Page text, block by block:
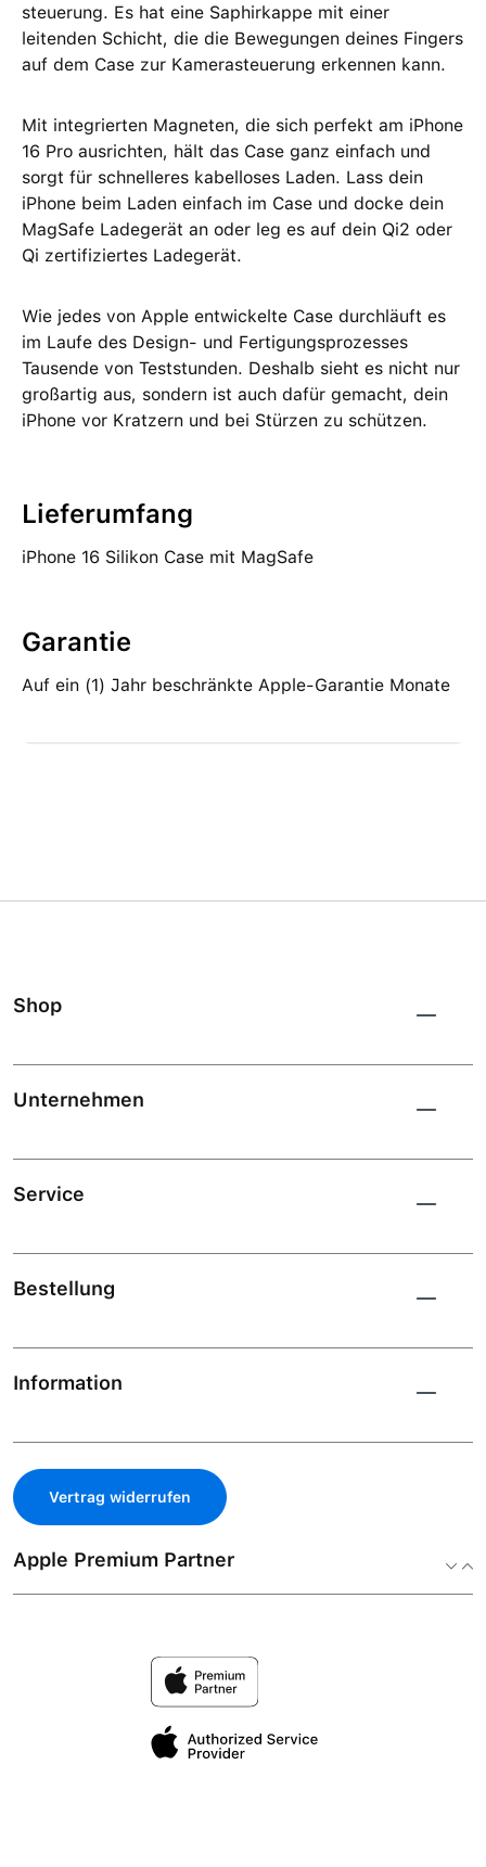
steuerung. Es hat eine Saphir­kappe mit einer
leitenden Schicht, die die Bewegungen deines Fingers
auf dem Case zur Kamera­steuerung erkennen kann.
Mit integrierten Magneten, die sich perfekt am iPhone
16 Pro ausrichten, hält das Case ganz einfach und
sorgt für schnelleres kabel­loses Laden. Lass dein
iPhone beim Laden einfach im Case und docke dein
MagSafe Ladegerät an oder leg es auf dein Qi2 oder
Qi zertifiziertes Ladegerät.
Wie jedes von Apple entwickelte Case durchläuft es
im Laufe des Design‑ und Fertigungs­prozesses
Tausende von Teststunden. Deshalb sieht es nicht nur
großartig aus, sondern ist auch dafür gemacht, dein
iPhone vor Kratzern und bei Stürzen zu schützen.
Lieferumfang
iPhone 16 Silikon Case mit MagSafe
Garantie
Auf ein (1) Jahr beschränkte Apple-Garantie Monate
Shop
Unternehmen
Service
Bestellung
Information
Vertrag widerrufen
Apple Premium Partner